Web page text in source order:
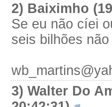
2) Baiximho
Se eu não cíei
seis bilhões
3) Walter Do